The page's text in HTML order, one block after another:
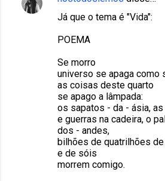
Já que o tema é "Vida":
POEMA
Se morro
universo se apaga como
as coisas deste quarto
se apago a lâmpada:
os sapatos - da - ásia,
e guerras na cadeira, o
dos - andes,
bilhões de quatrilhões
e de sóis
morrem comigo.